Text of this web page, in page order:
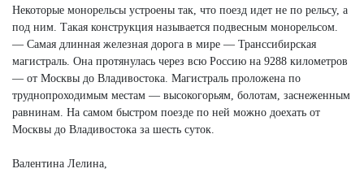
Некоторые монорельсы устроены так, что поезд идет не по рельсу, а
под ним. Такая конструкция называется подвесным монорельсом.
— Самая длинная железная дорога в мире — Транссибирская
магистраль. Она протянулась через всю Россию на 9288 километров
— от Москвы до Владивостока. Магистраль проложена по
труднопроходимым местам — высокогорьям, болотам, заснеженным
равнинам. На самом быстром поезде по ней можно доехать от
Москвы до Владивостока за шесть суток.
Валентина Лелина,